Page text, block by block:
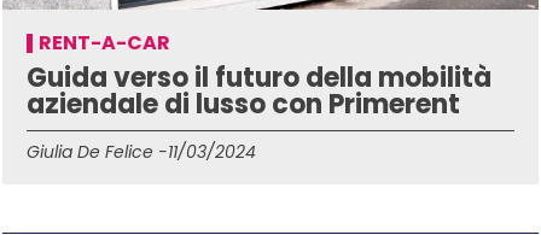
RENT-A-CAR
Guida verso il futuro della mobilità
aziendale di lusso con Primerent
Giulia De Felice -11/03/2024